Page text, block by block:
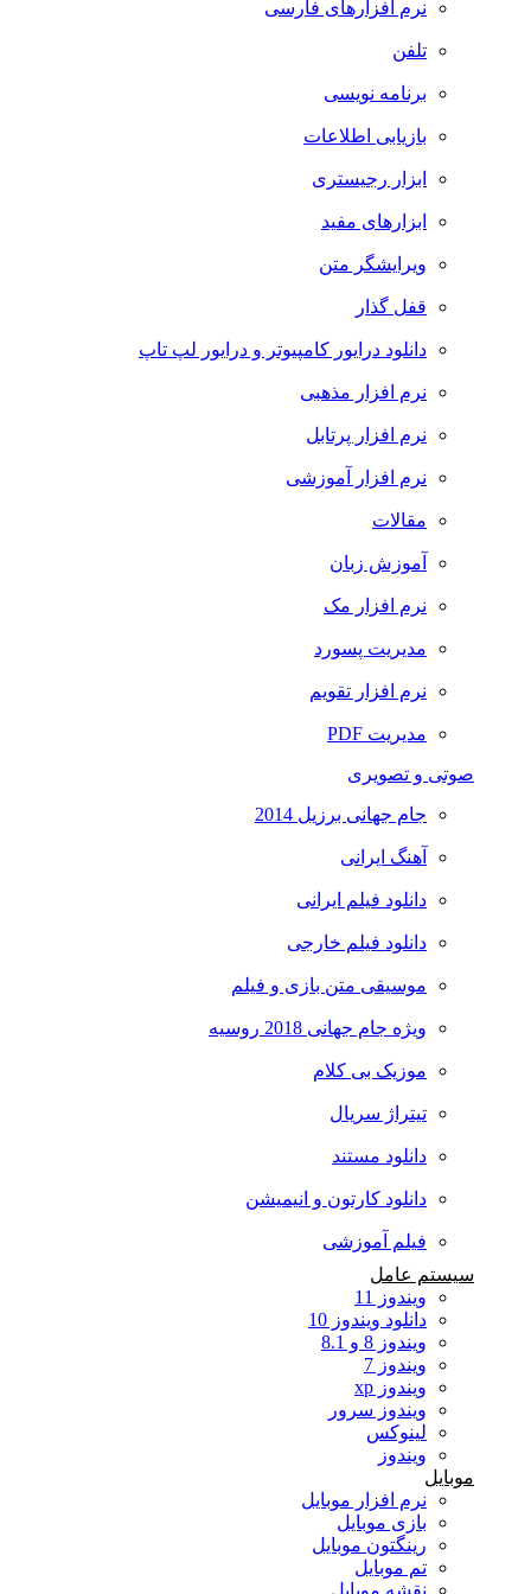
نرم افزارهای فارسی
تلفن
برنامه نویسی
بازیابی اطلاعات
ابزار رجیستری
ابزارهای مفید
ویرایشگر متن
قفل گذار
دانلود درایور کامپیوتر و درایور لپ تاپ
نرم افزار مذهبی
نرم افزار پرتابل
نرم افزار آموزشی
مقالات
آموزش زبان
نرم افزار مک
مدیریت پسورد
نرم افزار تقویم
مدیریت PDF
صوتی و تصویری
جام جهانی برزیل 2014
آهنگ ایرانی
دانلود فیلم ایرانی
دانلود فیلم خارجی
موسیقی متن بازی و فیلم
ویژه جام جهانی 2018 روسیه
موزیک بی کلام
تیتراژ سریال
دانلود مستند
دانلود کارتون و انیمیشن
فیلم آموزشی
سیستم عامل
ویندوز 11
دانلود ویندوز 10
ویندوز 8 و 8.1
ویندوز 7
ویندوز xp
ویندوز سرور
لینوکس
ویندوز
موبایل
نرم افزار موبایل
بازی موبایل
رینگتون موبایل
تم موبایل
نقشه موبایل